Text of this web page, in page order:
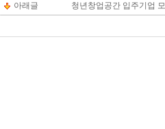
아래글
청년창업공간 입주기업